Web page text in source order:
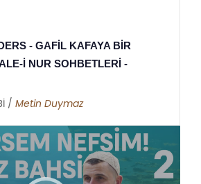
- GAFİL KAFAYA BİR
İ NUR SOHBETLERİ -
/ Metin Duymaz